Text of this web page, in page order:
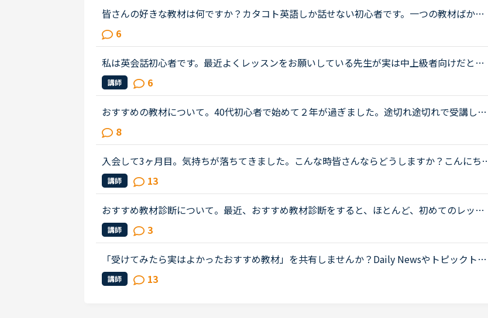
皆さんの好きな教材は何ですか？カタコト英語しか話せない初心者です。一つの教材ばかり
選んでレッスンを受けています。他の教材が気になり、最近は先生に先生の好きな教材と生
徒に良いと思う教材を聞いています...
6
私は英会話初心者です。最近よくレッスンをお願いしている先生が実は中上級者向けだと知
りました。紹介欄をよく読まず、対応教材だけで絞り込んだ為に選んでしまいました。とて
も良い先生で、毎日でも受けたいく...
講師 6
おすすめの教材について。40代初心者で始めて２年が過ぎました。途切れ途切れで受講しな
がらも、文法初級が終わり、中級に入ります。二年前は一言も話せませんでしたが、フリー
トークでどうにかゆっくりとですが...
8
入会して3ヶ月目。気持ちが落ちてきました。こんな時皆さんならどうしますか？こんにち
は。英語は大学受験で勉強したのが最後の現在26歳です。英語喋れたら格好良いよな〜とい
う憧れを実現させてやろうじゃないか...
講師 13
おすすめ教材診断について。最近、おすすめ教材診断をすると、ほとんど、初めてのレッス
ンや、初心者コースしかでてきません。初めてのレッスンや、初心者コースはだいたいLv
１〜３ですよね。しかし、私は、マン...
講師 3
「受けてみたら実はよかったおすすめ教材」を共有しませんか？Daily Newsやトピックトー
クは、ちょこちょこと広場上で話題に上がってきますが、中には受講者が少なさそうな教材
があると思いませんか？受けてみた...
講師 13